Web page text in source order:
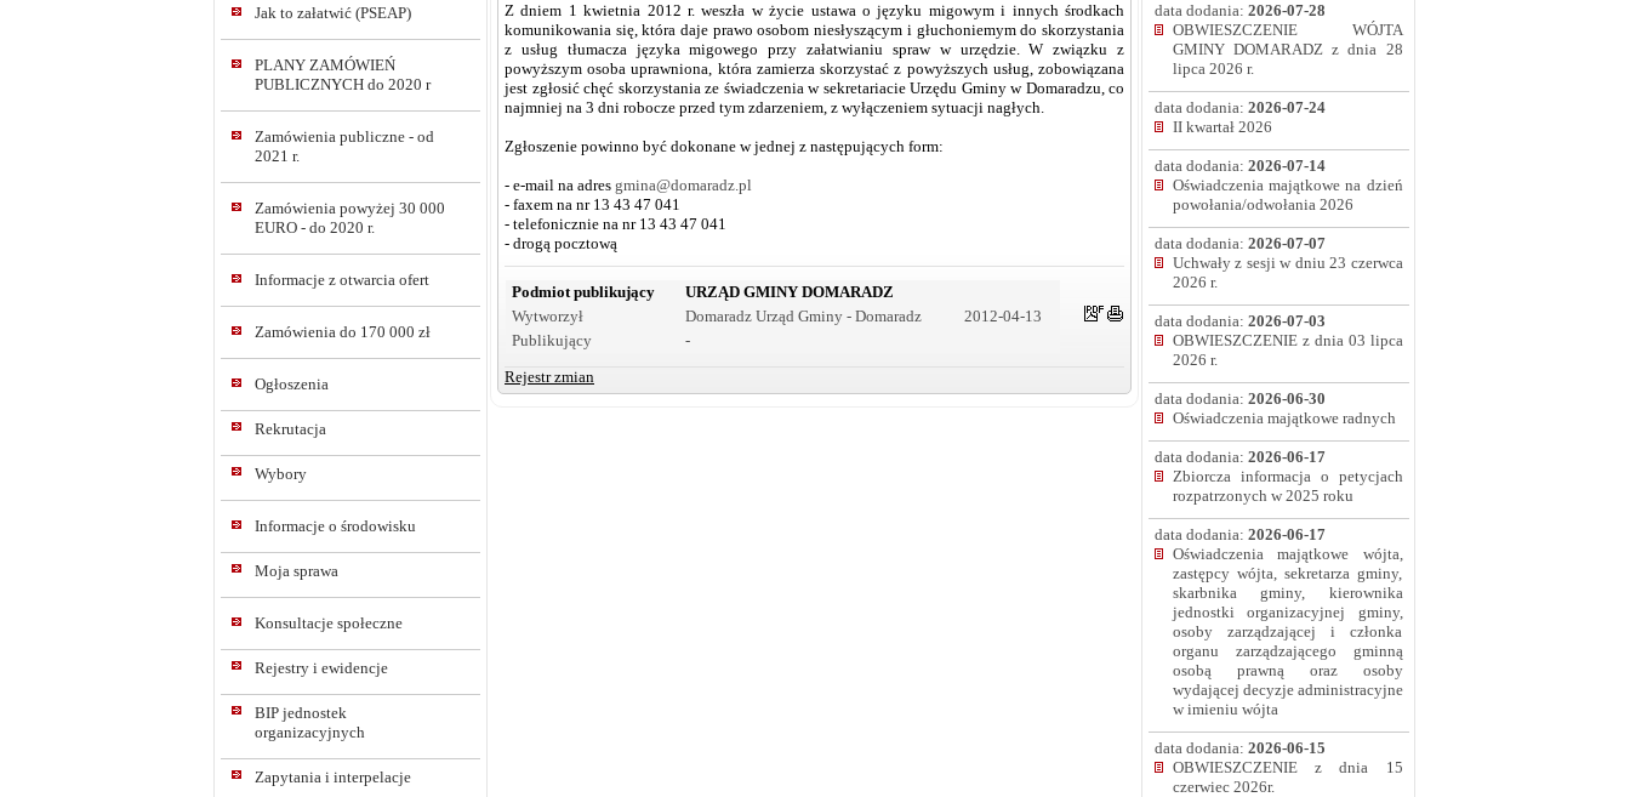
Jak to załatwić (PSEAP)
PLANY ZAMÓWIEŃ
PUBLICZNYCH do 2020 r
Zamówienia publiczne - od
2021 r.
Zamówienia powyżej 30 000
EURO - do 2020 r.
Informacje z otwarcia ofert
Zamówienia do 170 000 zł
Ogłoszenia
Rekrutacja
Wybory
Informacje o środowisku
Moja sprawa
Konsultacje społeczne
Rejestry i ewidencje
BIP jednostek
organizacyjnych
Zapytania i interpelacje
Z dniem 1 kwietnia 2012 r. weszła w życie ustawa o języku migowym i innych środkach
komunikowania się, która daje prawo osobom niesłyszącym i głuchoniemym do skorzystania
z usług tłumacza języka migowego przy załatwianiu spraw w urzędzie. W związku z
powyższym osoba uprawniona, która zamierza skorzystać z powyższych usług, zobowiązana
jest zgłosić chęć skorzystania ze świadczenia w sekretariacie Urzędu Gminy w Domaradzu, co
najmniej na 3 dni robocze przed tym zdarzeniem, z wyłączeniem sytuacji nagłych.
Zgłoszenie powinno być dokonane w jednej z następujących form:
- e-mail na adres gmina@domaradz.pl
- faxem na nr 13 43 47 041
- telefonicznie na nr 13 43 47 041
- drogą pocztową
Podmiot publikujący
URZĄD GMINY DOMARADZ
Wytworzył
Domaradz Urząd Gminy - Domaradz
2012-04-13
Publikujący
-
Rejestr zmian
data dodania: 2026-07-28
OBWIESZCZENIE WÓJTA
GMINY DOMARADZ z dnia 28
lipca 2026 r.
data dodania: 2026-07-24
II kwartał 2026
data dodania: 2026-07-14
Oświadczenia majątkowe na dzień
powołania/odwołania 2026
data dodania: 2026-07-07
Uchwały z sesji w dniu 23 czerwca
2026 r.
data dodania: 2026-07-03
OBWIESZCZENIE z dnia 03 lipca
2026 r.
data dodania: 2026-06-30
Oświadczenia majątkowe radnych
data dodania: 2026-06-17
Zbiorcza informacja o petycjach
rozpatrzonych w 2025 roku
data dodania: 2026-06-17
Oświadczenia majątkowe wójta,
zastępcy wójta, sekretarza gminy,
skarbnika gminy, kierownika
jednostki organizacyjnej gminy,
osoby zarządzającej i członka
organu zarządzającego gminną
osobą prawną oraz osoby
wydającej decyzje administracyjne
w imieniu wójta
data dodania: 2026-06-15
OBWIESZCZENIE z dnia 15
czerwiec 2026r.